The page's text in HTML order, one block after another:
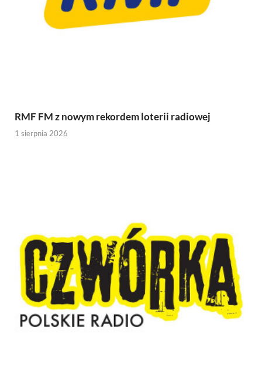
RMF FM z nowym rekordem loterii radiowej
1 sierpnia 2026